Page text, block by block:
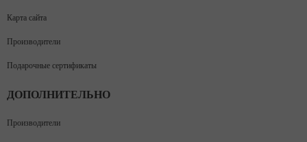
Карта сайта
Производители
Подарочные сертификаты
ДОПОЛНИТЕЛЬНО
Производители